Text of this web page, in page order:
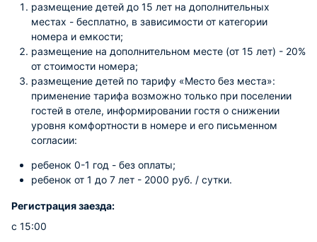
размещение детей до 15 лет на дополнительных
местах - бесплатно, в зависимости от категории
номера и емкости;
размещение на дополнительном месте (от 15 лет) - 20%
от стоимости номера;
размещение детей по тарифу «Место без места»:
применение тарифа возможно только при поселении
гостей в отеле, информировании гостя о снижении
уровня комфортности в номере и его письменном
согласии:
ребенок 0-1 год - без оплаты;
ребенок от 1 до 7 лет - 2000 руб. / сутки.
Регистрация заезда:
с 15:00